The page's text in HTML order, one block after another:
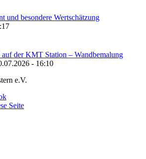
und besondere Wertschätzung
auf der KMT Station – Wandbemalung
- 16:10
e.V.
Seite